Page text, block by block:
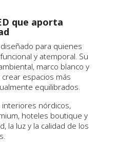
que aporta
para quienes
y atemporal. Su
marco blanco y
espacios más
equilibrados.
nórdicos,
hoteles boutique y
la luz y la calidad de los